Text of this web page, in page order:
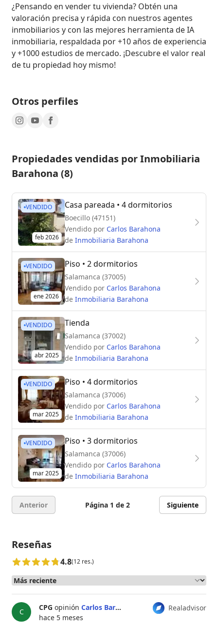
¿Pensando en vender tu vivienda? Obtén una
valoración precisa y rápida con nuestros agentes
inmobiliarios y con las mejores herramienta de IA
inmobiliaria, respaldada por +10 años de experiencia
y +1000 estudios de mercado. ¡Descubre el valor real
de tu propiedad hoy mismo!
Otros perfiles
Propiedades vendidas por Inmobiliaria
Barahona (8)
VENDIDO
feb 2026
Casa pareada • 4 dormitorios
Boecillo (47151)
Vendido por Carlos Barahona
de Inmobiliaria Barahona
VENDIDO
ene 2026
Piso • 2 dormitorios
Salamanca (37005)
Vendido por Carlos Barahona
de Inmobiliaria Barahona
VENDIDO
abr 2025
Tienda
Salamanca (37002)
Vendido por Carlos Barahona
de Inmobiliaria Barahona
VENDIDO
mar 2025
Piso • 4 dormitorios
Salamanca (37006)
Vendido por Carlos Barahona
de Inmobiliaria Barahona
VENDIDO
mar 2025
Piso • 3 dormitorios
Salamanca (37006)
Vendido por Carlos Barahona
de Inmobiliaria Barahona
Anterior Página 1 de 2 Siguiente
Reseñas
4.8(12 res.)
C Realadvisor
CPG opinión Carlos Barahona
hace 5 meses